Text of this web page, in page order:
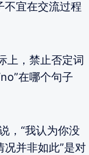
不宜在交流过程
上，禁止否定词
在哪个句子
，“我认为你没
况并非如此”是对